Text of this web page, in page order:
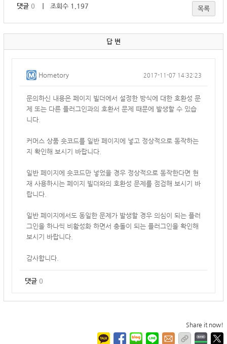
댓글 0 ｜ 조회수 1,197 목록
답 변
Hometory 2017-11-07 14:32:23
문의하신 내용은 페이지 빌더에서 설정한 방식에 대한 호환성 문
제 또는 다른 플러그인과의 호환서 문제 때문에 발생할 수 있습
니다.
커머스 상품 숏코드를 일반 페이지에 넣고 정상적으로 동작하는
지 확인해 보시기 바랍니다.
일반 페이지에 숏코드만 넣었을 경우 정상적으로 동작한다면 현
재 사용하시는 페이지 빌더와의 호환성 문제를 점검해 보시기 바
랍니다.
일반 페이지에서도 동일한 문제가 발생할 경우 의심이 되는 플러
그인을 하나씩 비활성화 하면서 충돌이 되는 플러그인을 확인해
보시기 바랍니다.
감사합니다.
댓글 0
Share it now!